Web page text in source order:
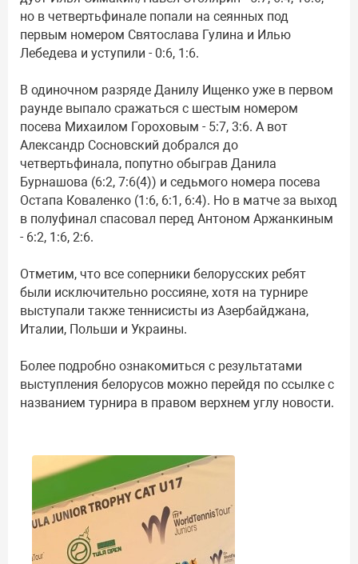
но в четвертьфинале попали на сеянных под
первым номером Святослава Гулина и Илью
Лебедева и уступили - 0:6, 1:6.
В одиночном разряде Данилу Ищенко уже в первом
раунде выпало сражаться с шестым номером
посева Михаилом Гороховым - 5:7, 3:6. А вот
Александр Сосновский добрался до
четвертьфинала, попутно обыграв Данила
Бурнашова (6:2, 7:6(4)) и седьмого номера посева
Остапа Коваленко (1:6, 6:1, 6:4). Но в матче за выход
в полуфинал спасовал перед Антоном Аржанкиным
- 6:2, 1:6, 2:6.
Отметим, что все соперники белорусских ребят
были исключительно россияне, хотя на турнире
выступали также теннисисты из Азербайджана,
Италии, Польши и Украины.
Более подробно ознакомиться с результатами
выступления белорусов можно перейдя по ссылке с
названием турнира в правом верхнем углу новости.